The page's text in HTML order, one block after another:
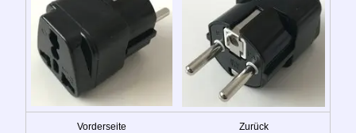
Vorderseite Zurück